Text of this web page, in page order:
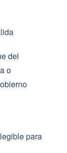
del
o
para